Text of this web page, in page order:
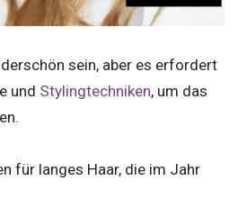
sein, aber es erfordert
und Stylingtechniken, um das
für langes Haar, die im Jahr